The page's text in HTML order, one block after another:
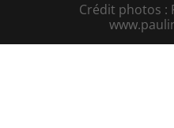
Crédit photos :